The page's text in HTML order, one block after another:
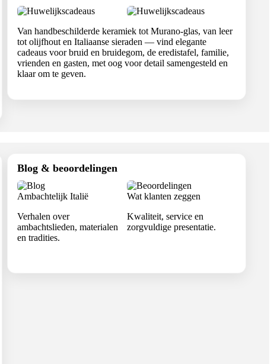
Van handbeschilderde keramiek tot Murano-glas, van leer
tot olijfhout en Italiaanse sieraden — vind elegante
cadeaus voor bruid en bruidegom, de eredistafel, familie,
vrienden en gasten, met oog voor detail samengesteld en
klaar om te geven.
Blog & beoordelingen
Ambachtelijk Italië
Verhalen over
ambachtslieden, materialen
en tradities.
Wat klanten zeggen
Kwaliteit, service en
zorgvuldige presentatie.